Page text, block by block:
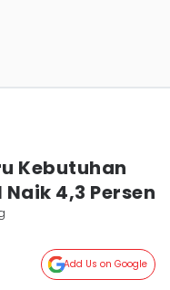
Kebutuhan
4,3 Persen
Add Us on Google